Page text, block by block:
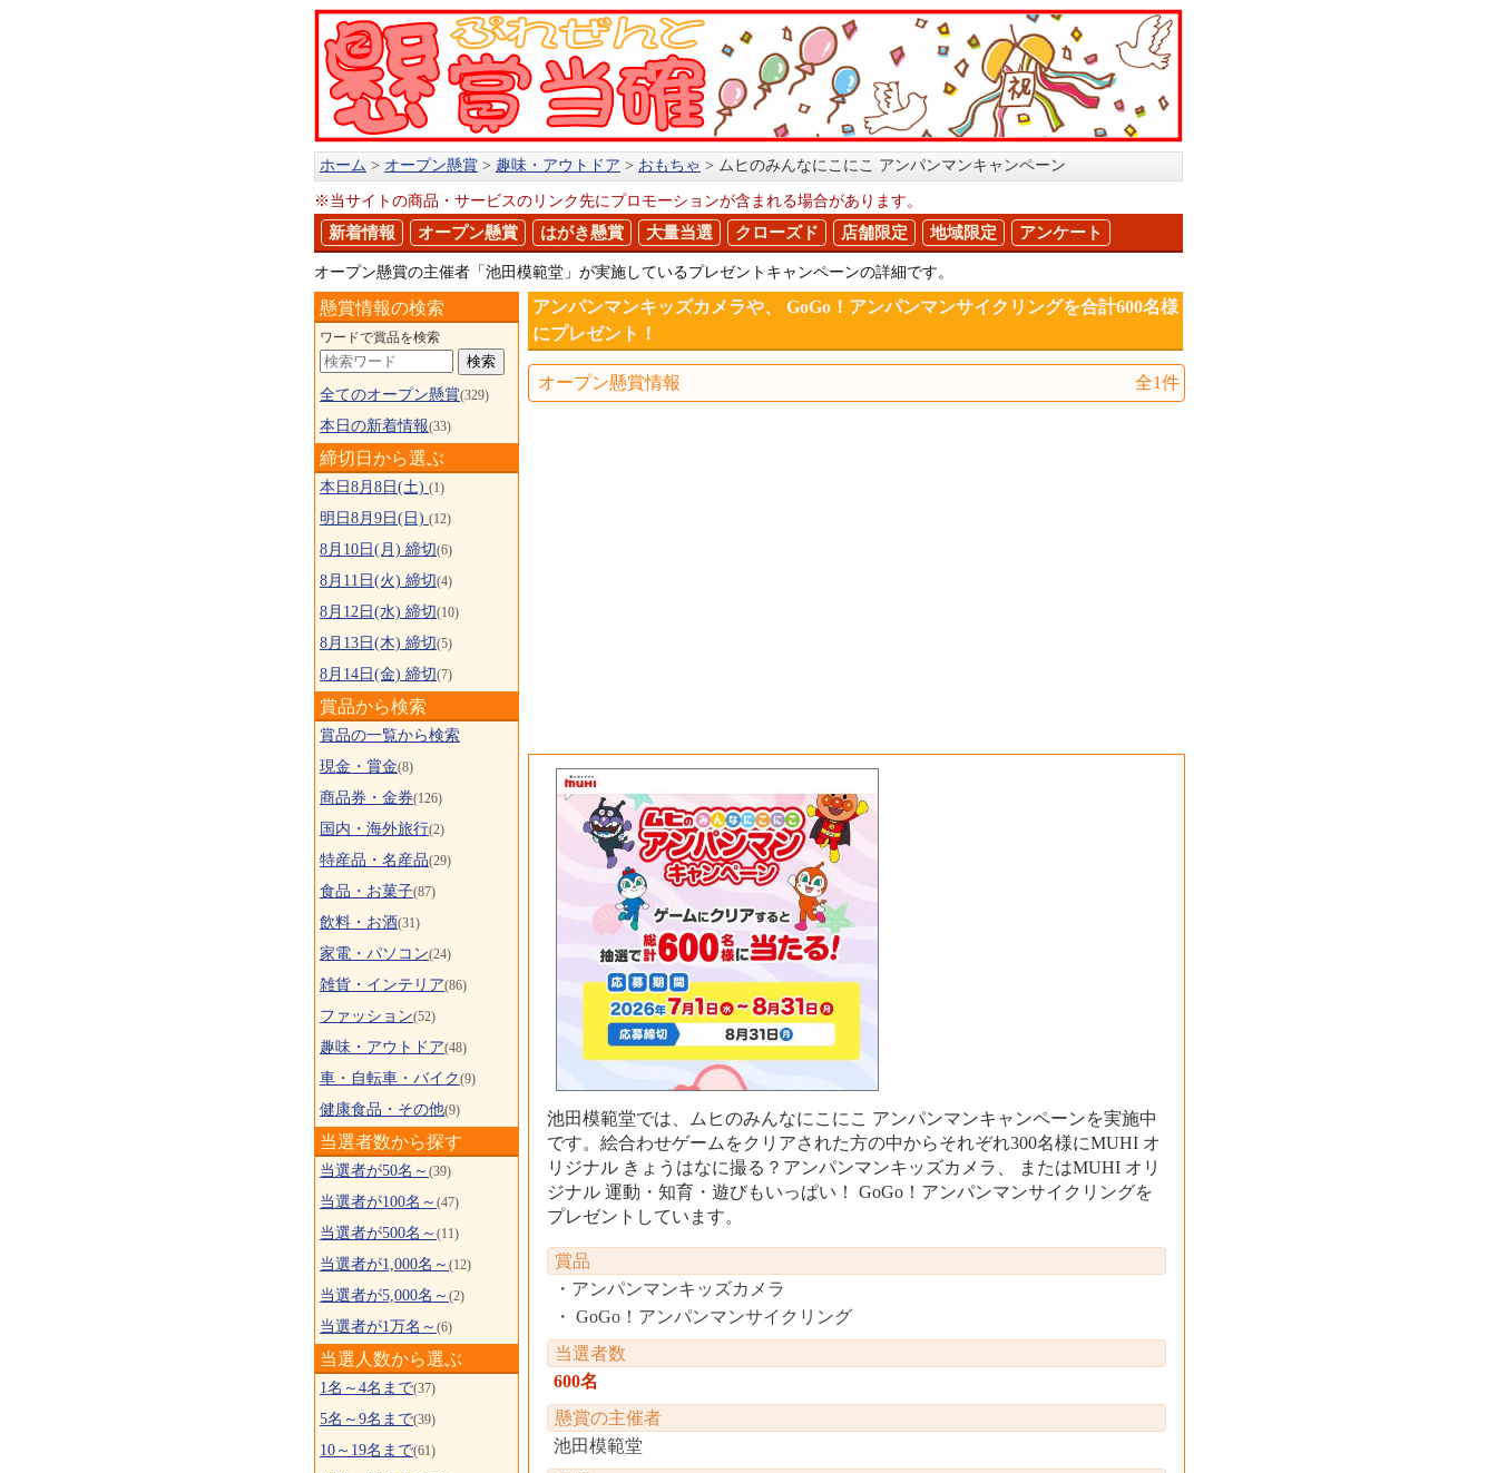
ホーム オープン懸賞 趣味・アウトドア おもちゃ ムヒのみんなにこにこ アンパンマンキャンペーン
※当サイトの商品・サービスのリンク先にプロモーションが含まれる場合があります。
新着情報 オープン懸賞 はがき懸賞 大量当選 クローズド 店舗限定 地域限定 アンケート
オープン懸賞の主催者「池田模範堂」が実施しているプレゼントキャンペーンの詳細です。
アンパンマンキッズカメラや、 GoGo！アンパンマンサイクリングを合計600名様
にプレゼント！
オープン懸賞情報 全1件
池田模範堂では、ムヒのみんなにこにこ アンパンマンキャンペーンを実施中
です。絵合わせゲームをクリアされた方の中からそれぞれ300名様にMUHI オ
リジナル きょうはなに撮る？アンパンマンキッズカメラ、 またはMUHI オリ
ジナル 運動・知育・遊びもいっぱい！ GoGo！アンパンマンサイクリングを
プレゼントしています。
賞品
アンパンマンキッズカメラ
GoGo！アンパンマンサイクリング
当選者数
600名
懸賞の主催者
池田模範堂
懸賞情報の検索
ワードで賞品を検索
全てのオープン懸賞(329)
本日の新着情報(33)
締切日から選ぶ
本日8月8日(土) (1)
明日8月9日(日) (12)
8月10日(月) 締切(6)
8月11日(火) 締切(4)
8月12日(水) 締切(10)
8月13日(木) 締切(5)
8月14日(金) 締切(7)
賞品から検索
賞品の一覧から検索
現金・賞金(8)
商品券・金券(126)
国内・海外旅行(2)
特産品・名産品(29)
食品・お菓子(87)
飲料・お酒(31)
家電・パソコン(24)
雑貨・インテリア(86)
ファッション(52)
趣味・アウトドア(48)
車・自転車・バイク(9)
健康食品・その他(9)
当選者数から探す
当選者が50名～ (39)
当選者が100名～ (47)
当選者が500名～ (11)
当選者が1,000名～ (12)
当選者が5,000名～ (2)
当選者が1万名～ (6)
当選人数から選ぶ
1名～4名まで(37)
5名～9名まで(39)
10～19名まで(61)